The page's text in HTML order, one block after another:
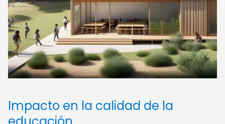
Impacto en la calidad de la